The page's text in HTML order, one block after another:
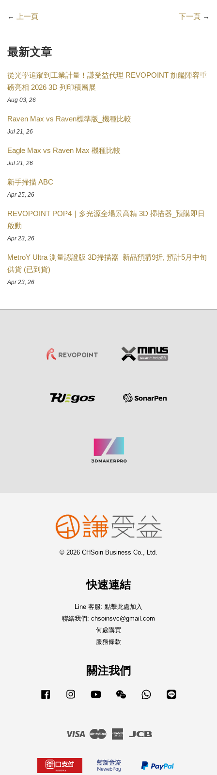
← 上一頁 下一頁 →
最新文章
從光學追蹤到工業計量！謙受益代理 REVOPOINT 旗艦陣容重
磅亮相 2026 3D 列印積層展
Aug 03, 26
Raven Max vs Raven標準版_機種比較
Jul 21, 26
Eagle Max vs Raven Max 機種比較
Jul 21, 26
新手掃描 ABC
Apr 25, 26
REVOPOINT POP4｜多光源全場景高精 3D 掃描器_預購即日
啟動
Apr 23, 26
MetroY Ultra 測量認證版 3D掃描器_新品預購9折, 預計5月中旬
供貨 (已到貨)
Apr 23, 26
© 2026 CHSoin Business Co., Ltd.
快速連結
Line 客服: 點擊此處加入
聯絡我們: chsoinsvc@gmail.com
何處購買
服務條款
關注我們
Facebook Instagram YouTube Wechat Whatsapp
Visa Master
American